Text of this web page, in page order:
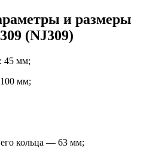
и размеры
(NJ309)
45 мм;
мм;
кольца — 63 мм;